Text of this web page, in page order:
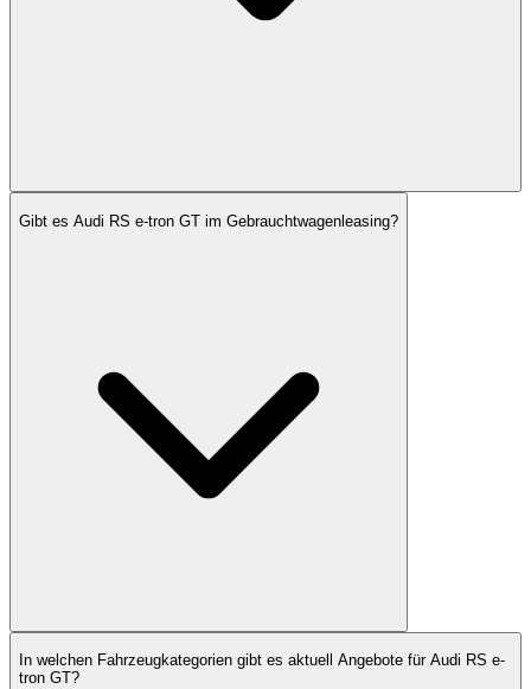
Gibt es Audi RS e-tron GT im Gebrauchtwagenleasing?
In welchen Fahrzeugkategorien gibt es aktuell Angebote für Audi RS e-
tron GT?